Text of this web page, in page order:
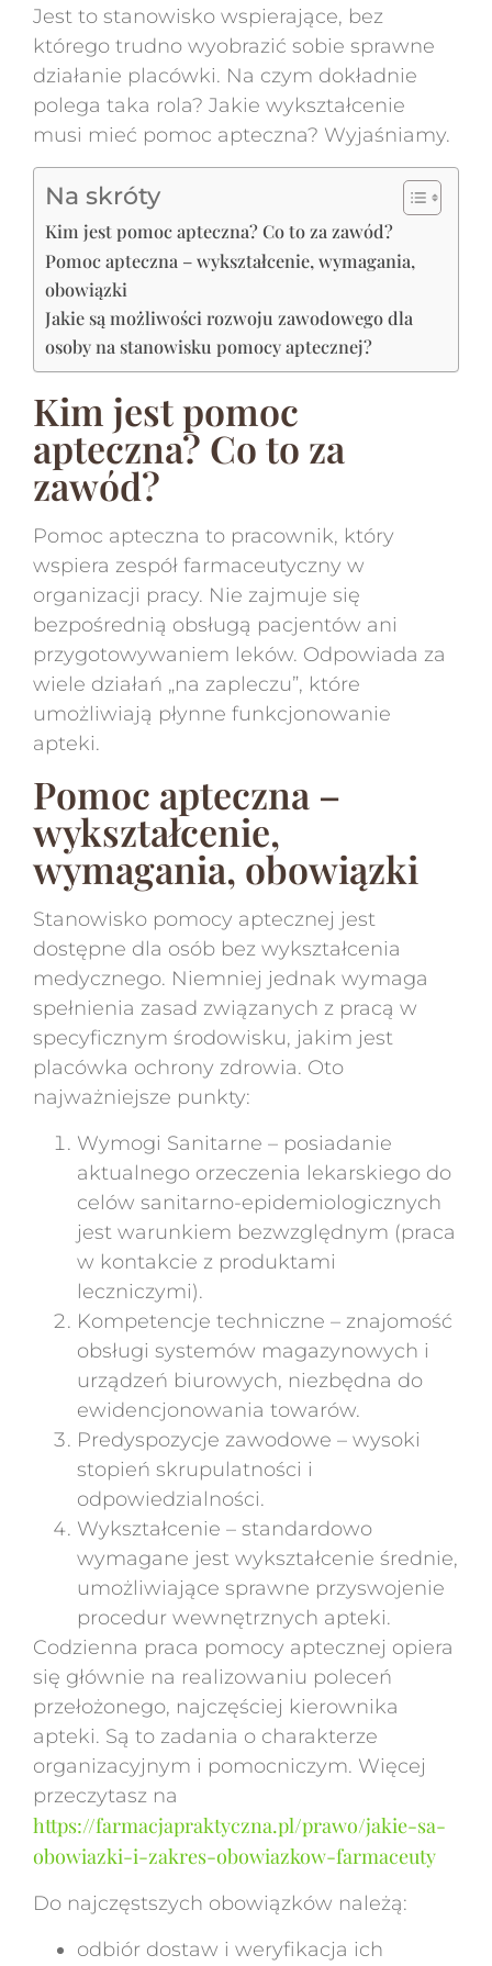
Jest to stanowisko wspierające, bez
którego trudno wyobrazić sobie sprawne
działanie placówki. Na czym dokładnie
polega taka rola? Jakie wykształcenie
musi mieć pomoc apteczna? Wyjaśniamy.
Na skróty
Kim jest pomoc apteczna? Co to za zawód?
Pomoc apteczna – wykształcenie, wymagania,
obowiązki
Jakie są możliwości rozwoju zawodowego dla
osoby na stanowisku pomocy aptecznej?
Kim jest pomoc
apteczna? Co to za
zawód?
Pomoc apteczna to pracownik, który
wspiera zespół farmaceutyczny w
organizacji pracy. Nie zajmuje się
bezpośrednią obsługą pacjentów ani
przygotowywaniem leków. Odpowiada za
wiele działań „na zapleczu”, które
umożliwiają płynne funkcjonowanie
apteki.
Pomoc apteczna –
wykształcenie,
wymagania, obowiązki
Stanowisko pomocy aptecznej jest
dostępne dla osób bez wykształcenia
medycznego. Niemniej jednak wymaga
spełnienia zasad związanych z pracą w
specyficznym środowisku, jakim jest
placówka ochrony zdrowia. Oto
najważniejsze punkty:
Wymogi Sanitarne – posiadanie
aktualnego orzeczenia lekarskiego do
celów sanitarno-epidemiologicznych
jest warunkiem bezwzględnym (praca
w kontakcie z produktami
leczniczymi).
Kompetencje techniczne – znajomość
obsługi systemów magazynowych i
urządzeń biurowych, niezbędna do
ewidencjonowania towarów.
Predyspozycje zawodowe – wysoki
stopień skrupulatności i
odpowiedzialności.
Wykształcenie – standardowo
wymagane jest wykształcenie średnie,
umożliwiające sprawne przyswojenie
procedur wewnętrznych apteki.
Codzienna praca pomocy aptecznej opiera
się głównie na realizowaniu poleceń
przełożonego, najczęściej kierownika
apteki. Są to zadania o charakterze
organizacyjnym i pomocniczym. Więcej
przeczytasz na
https://farmacjapraktyczna.pl/prawo/jakie-sa-
obowiazki-i-zakres-obowiazkow-farmaceuty
Do najczęstszych obowiązków należą:
odbiór dostaw i weryfikacja ich